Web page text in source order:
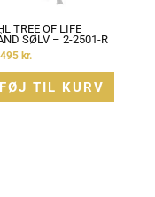
TREE OF LIFE
SØLV – 2-2501-R
495 kr.
TIL KURV